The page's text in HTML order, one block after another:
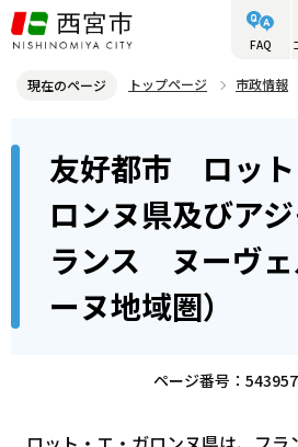
こ
の
ジ
FAQ
現在のページ トップページ 市政情報
友好都市 ロット・エ・ガロンヌ県及びアジ
ヴェル・アキテーヌ地域圏）
友好都市 ロット
ロンヌ県及びア
ランス ヌーヴェ
ーヌ地域圏）
ページ番号：